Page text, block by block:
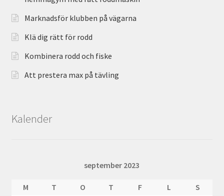
Marknadsför klubben på vägarna
Klä dig rätt för rodd
Kombinera rodd och fiske
Att prestera max på tävling
Kalender
september 2023
M T O T F L S